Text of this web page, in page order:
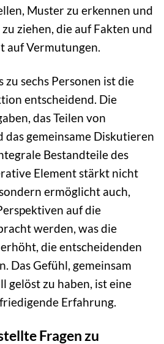
Muster zu erkennen und
ziehen, die auf Fakten und
auf Vermutungen.
zu sechs Personen ist die
entscheidend. Die
das Teilen von
das gemeinsame Diskutieren
Bestandteile des
Element stärkt nicht
ermöglicht auch,
auf die
werden, was die
die entscheidenden
Das Gefühl, gemeinsam
gelöst zu haben, ist eine
Erfahrung.
Fragen zu